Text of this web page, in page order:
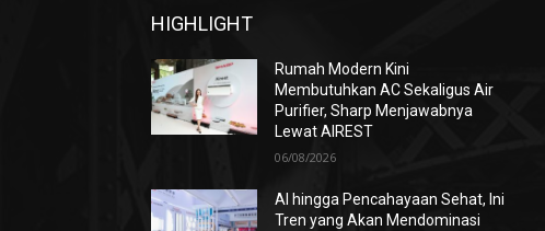
HIGHLIGHT
Rumah Modern Kini
Membutuhkan AC Sekaligus Air
Purifier, Sharp Menjawabnya
Lewat AIREST
06/08/2026
AI hingga Pencahayaan Sehat, Ini
Tren yang Akan Mendominasi